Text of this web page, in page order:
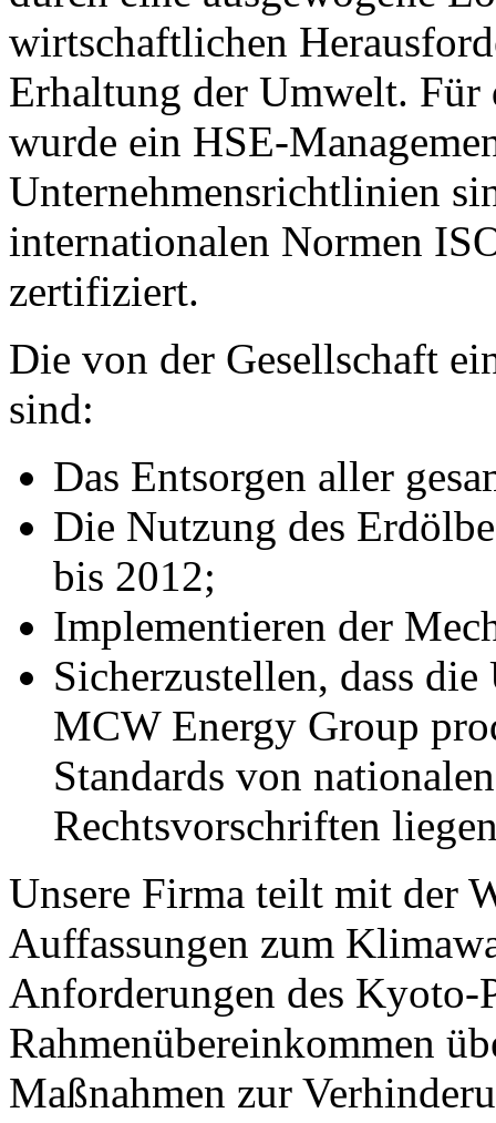
wirtschaftlichen
Erhaltung der Umwelt.
wurde ein HSE-
Unternehmensrichtlinien
internationalen Normen
zertifiziert.
Die von der Gesellschaft
sind:
Das Entsorgen aller
Die Nutzung des
bis 2012;
Implementieren der
Sicherzustellen, dass
MCW Energy Group
Standards von
Rechtsvorschriften
Unsere Firma teilt mit der
Auffassungen zum
Anforderungen des
Rahmenübereinkommen
Maßnahmen zur